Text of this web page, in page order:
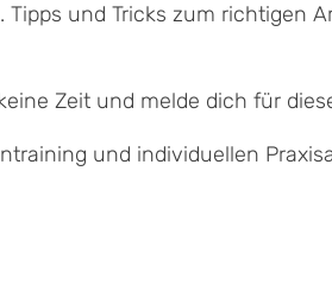
und Tricks zum richtigen
Zeit und melde dich für
und individuellen